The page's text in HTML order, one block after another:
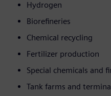
Hydrogen
Biorefineries
Chemical recycling
Fertilizer production
Special chemicals and
Tank farms and